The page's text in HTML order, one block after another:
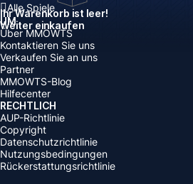
Ihr Warenkorb ist leer!
Weiter einkaufen
Alle Spiele
UM
Über MMOWTS
Kontaktieren Sie uns
Verkaufen Sie an uns
Partner
MMOWTS-Blog
Hilfecenter
RECHTLICH
AUP-Richtlinie
Copyright
Datenschutzrichtlinie
Nutzungsbedingungen
Rückerstattungsrichtlinie